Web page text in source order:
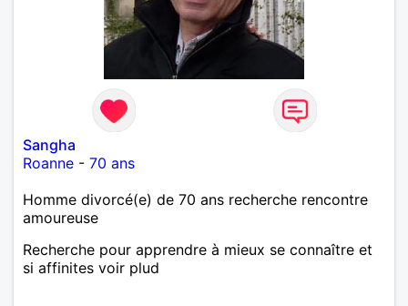
Sangha
Roanne - 70 ans
Homme divorcé(e) de 70 ans recherche rencontre
amoureuse
Recherche pour apprendre à mieux se connaître et
si affinites voir plud